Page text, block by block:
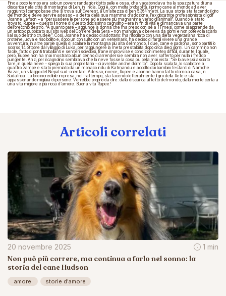
Fino a poco tempo era solo un povero randagio ridotto pelle e ossa, che vagabondava tra la spazzatura di una
discarica nella città di montagna di Leh, in India. Oggi è, con molta probabilità, il primo cane al mondo ad aver
raggiunto il campo base che si trova sull’Everest, a un’altezza di ben 5.364 metri. La sua storia sta facendo il giro
del mondo e deve servire adesso – a detta della sua mamma d’adozione, l’ex giocatrice professionista di golf
Joanne Lefson – a “persuadere le persone ad essere più magnanime verso gli animali”. Quando è stato
trovato, Rupee – questo il nome di questo dolcissimo cagnolino – era in fin di vita e gli mancava una parte
dell’orecchio destro. “A quanto pare – aggiunge la donna che l’ha preso con sé a 11 mesi, come si apprende da
un articolo pubblicato sul sito web del Corriere della Sera – non mangiava o beveva da giorni e non potevo lasciarlo
lì al suo destino crudele”. Così, Joanne ha deciso di adottarlo: l’ha rifocillato con una dieta vegetariana ricca di
proteine, uova e riso bollito e, dopo un consulto con un veterinario, ha deciso di fargli vivere una grande
avventura, in altre parole quella di scalare la montagna più alta del mondo. I due, cane e padrona, sono partiti lo
scorso 14 ottobre dal villaggio di Lukla, per raggiungere la meta prestabilita dopo circa dieci giorni. Un cammino non
facile, fatto di ponti traballanti e sentieri scivolosi, frane improvvise e condizioni meteo difficili, durante il quale,
però, Rupee non ha mai mostrato alcun cenno di arrendersi e sembra non aver sofferto per nulla il freddo
pungente. Anzi, per il cagnolino sembrava che la neve fosse la cosa più bella mai vista: “Se lo avessi lasciato
fare, in quella neve – spiega la sua proprietaria – ci avrebbe anche dormito”. Dopo la scalata, lo scalatore a
quattro zampe è stato premiato da un monaco indù di Katmandu e accolto dai bambini festanti di Namche
Bazar, un villaggio del Nepal sud-orientale. Adesso, invece, Rupee e Joanne hanno fatto ritorno a casa, in
Sudafrica. La loro incredibile impresa, nel frattempo, sta facendo letteralmente il giro della Rete e sta
appassionando migliaia di persone. Verrebbe proprio da dire: dalla discarica al tetto del mondo, dalla morte certa a
una vita migliore e più ricca d’amore. Buona vita Rupee!
Articoli correlati
20 novembre 2025 1 min
Non può più correre, ma continua a farlo nel sonno: la
storia del cane Hudson
amore storie d'amore